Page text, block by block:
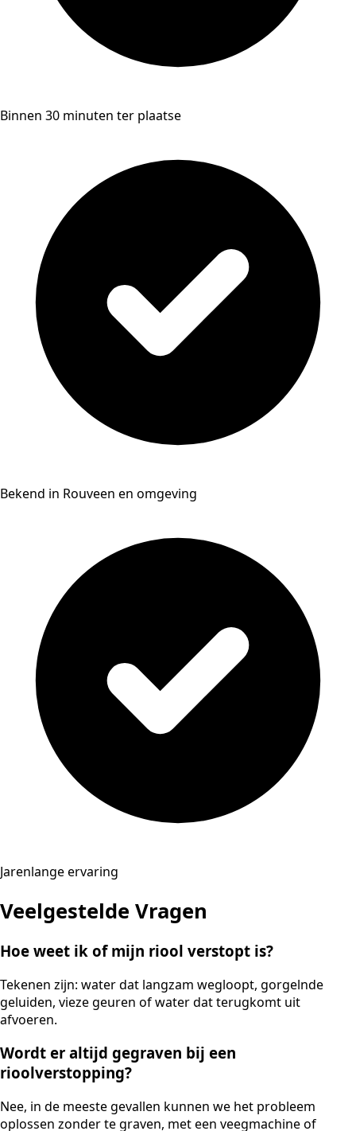
Binnen 30 minuten ter plaatse
Bekend in Rouveen en omgeving
Jarenlange ervaring
Veelgestelde Vragen
Hoe weet ik of mijn riool verstopt is?
Tekenen zijn: water dat langzam wegloopt, gorgelnde
geluiden, vieze geuren of water dat terugkomt uit
afvoeren.
Wordt er altijd gegraven bij een
rioolverstopping?
Nee, in de meeste gevallen kunnen we het probleem
oplossen zonder te graven, met een veegmachine of